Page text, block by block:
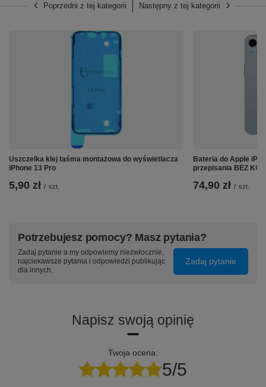
Poprzedni z tej kategorii Następny z tej kategorii
Uszczelka klej taśma montażowa do wyświetlacza
iPhone 13 Pro
5,90 zł / szt.
Bateria do Apple
przepisania BEZ
74,90 zł / szt.
Potrzebujesz pomocy? Masz pytania?
Zadaj pytanie a my odpowiemy niezwłocznie,
najciekawsze pytania i odpowiedzi publikując
dla innych.
Zadaj pytanie
Napisz swoją opinię
Twoja ocena:
5/5